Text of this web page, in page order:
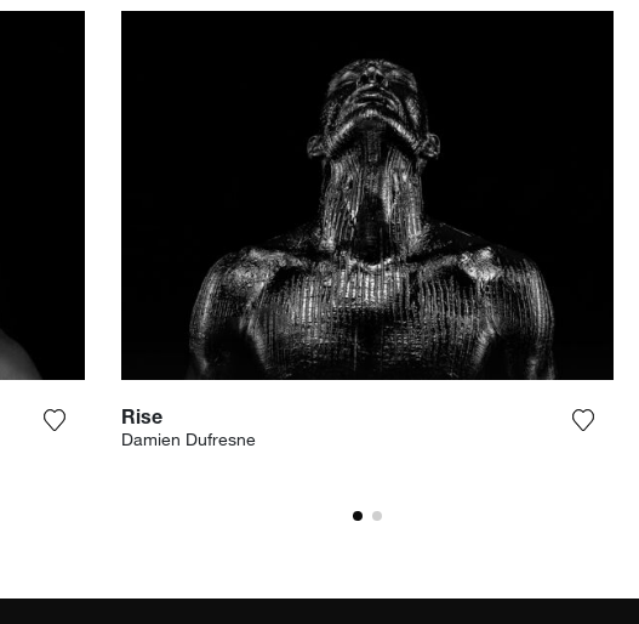
Agrega la fotografía a mi lista de deseos
Rise
Damien Dufresne